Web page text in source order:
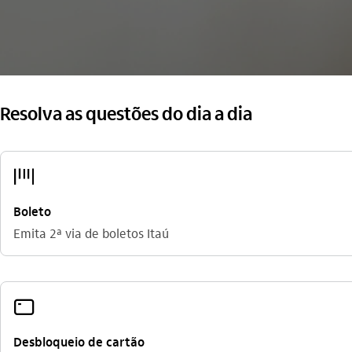
Resolva as questões do dia a dia
codigo_de_barras
Boleto
Emita 2ª via de boletos Itaú
cartao_outline
Desbloqueio de cartão